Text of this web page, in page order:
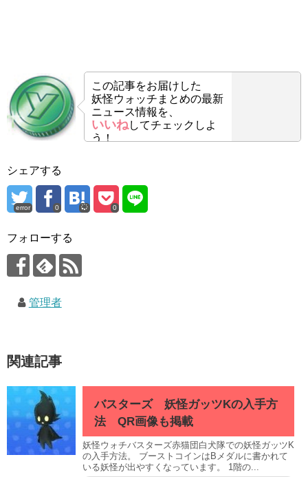
この記事をお届けした
妖怪ウォッチまとめの最新
ニュース情報を、
いいねしてチェックしよ
う！
シェアする
error 0 0
フォローする
管理者
関連記事
バスターズ 妖怪ガッツKの入手方
法 QR画像も掲載
妖怪ウォチバスターズ赤猫団白犬隊での妖怪ガッツK
の入手方法。 ブーストコインはBメダルに書かれて
いる妖怪が出やすくなっています。 1階の...